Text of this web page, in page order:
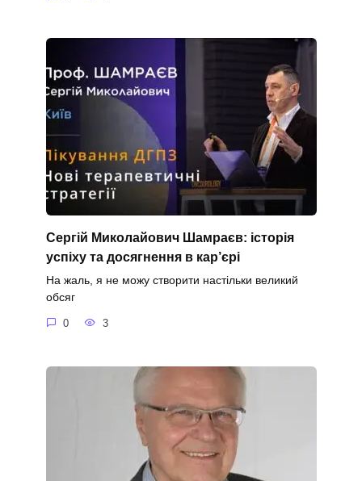
Сергій Миколайович Шамраєв: історія
успіху та досягнення в кар’єрі
На жаль, я не можу створити настільки великий
обсяг
0 3